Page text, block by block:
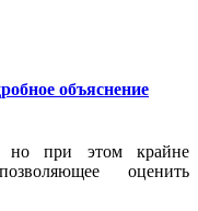
объяснение
но при этом крайне
оценить